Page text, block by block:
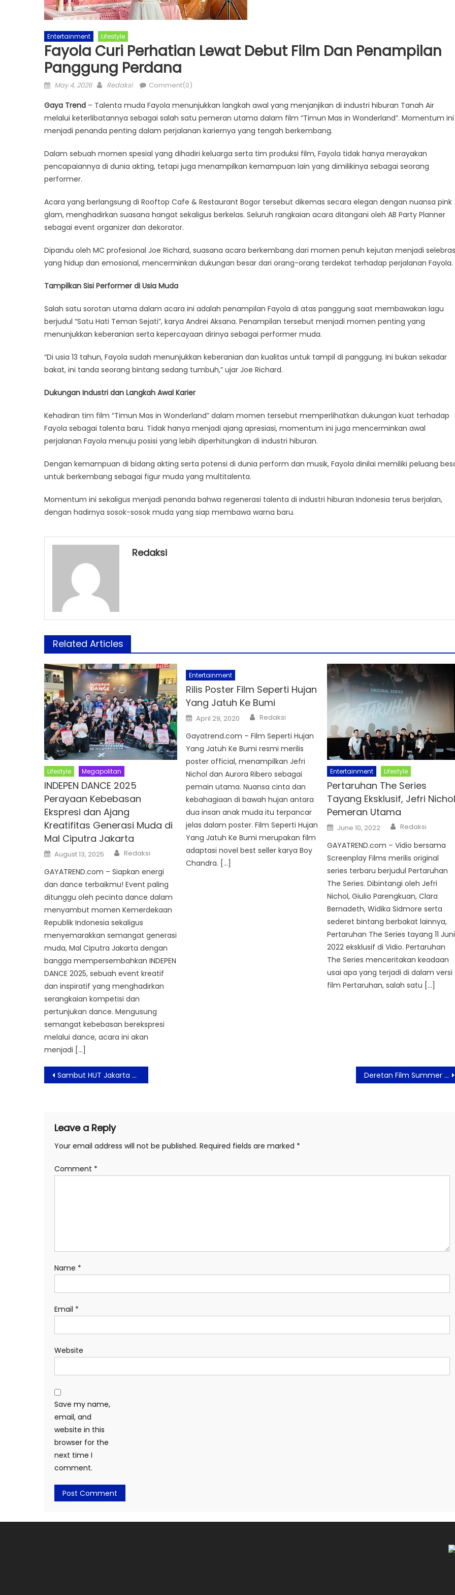
Entertainment Lifestyle
Fayola Curi Perhatian Lewat Debut Film Dan Penampilan
Panggung Perdana
Posted
May 4, 2026 Author
Redaksi Comment(0)
Gaya Trend – Talenta muda Fayola menunjukkan langkah awal yang menjanjikan di industri hiburan Tanah Air
melalui keterlibatannya sebagai salah satu pemeran utama dalam film “Timun Mas in Wonderland”. Momentum ini
menjadi penanda penting dalam perjalanan kariernya yang tengah berkembang.
Dalam sebuah momen spesial yang dihadiri keluarga serta tim produksi film, Fayola tidak hanya merayakan
pencapaiannya di dunia akting, tetapi juga menampilkan kemampuan lain yang dimilikinya sebagai seorang
performer.
Acara yang berlangsung di Rooftop Cafe & Restaurant Bogor tersebut dikemas secara elegan dengan nuansa pink
glam, menghadirkan suasana hangat sekaligus berkelas. Seluruh rangkaian acara ditangani oleh AB Party Planner
sebagai event organizer dan dekorator.
Dipandu oleh MC profesional Joe Richard, suasana acara berkembang dari momen penuh kejutan menjadi
yang hidup dan emosional, mencerminkan dukungan besar dari orang-orang terdekat terhadap perjalanan Fayola.
Tampilkan Sisi Performer di Usia Muda
Salah satu sorotan utama dalam acara ini adalah penampilan Fayola di atas panggung saat membawakan lagu
berjudul “Satu Hati Teman Sejati”, karya Andrei Aksana. Penampilan tersebut menjadi momen penting yang
menunjukkan keberanian serta kepercayaan dirinya sebagai performer muda.
“Di usia 13 tahun, Fayola sudah menunjukkan keberanian dan kualitas untuk tampil di panggung. Ini bukan sekadar
bakat, ini tanda seorang bintang sedang tumbuh,” ujar Joe Richard.
Dukungan Industri dan Langkah Awal Karier
Kehadiran tim film “Timun Mas in Wonderland” dalam momen tersebut memperlihatkan dukungan kuat terhadap
Fayola sebagai talenta baru. Tidak hanya menjadi ajang apresiasi, momentum ini juga mencerminkan awal
perjalanan Fayola menuju posisi yang lebih diperhitungkan di industri hiburan.
Dengan kemampuan di bidang akting serta potensi di dunia perform dan musik, Fayola dinilai memiliki peluang
untuk berkembang sebagai figur muda yang multitalenta.
Momentum ini sekaligus menjadi penanda bahwa regenerasi talenta di industri hiburan Indonesia terus berjalan,
dengan hadirnya sosok-sosok muda yang siap membawa warna baru.
Redaksi
Related Articles
Lifestyle Megapolitan
INDEPEN DANCE 2025
Perayaan Kebebasan
Ekspresi dan Ajang
Kreatifitas Generasi Muda di
Mal Ciputra Jakarta
Posted
on
August 13, 2025 Author
Redaksi
GAYATREND.com – Siapkan energi
dan dance terbaikmu! Event paling
ditunggu oleh pecinta dance dalam
menyambut momen Kemerdekaan
Republik Indonesia sekaligus
menyemarakkan semangat generasi
muda, Mal Ciputra Jakarta dengan
bangga mempersembahkan INDEPEN
DANCE 2025, sebuah event kreatif
dan inspiratif yang menghadirkan
serangkaian kompetisi dan
pertunjukan dance. Mengusung
semangat kebebasan berekspresi
melalui dance, acara ini akan
menjadi […]
Entertainment
Rilis Poster Film Seperti Hujan
Yang Jatuh Ke Bumi
Posted
on
April 29, 2020 Author
Redaksi
Gayatrend.com – Film Seperti Hujan
Yang Jatuh Ke Bumi resmi merilis
poster official, menampilkan Jefri
Nichol dan Aurora Ribero sebagai
pemain utama. Nuansa cinta dan
kebahagiaan di bawah hujan antara
dua insan anak muda itu terpancar
jelas dalam poster. Film Seperti Hujan
Yang Jatuh Ke Bumi merupakan film
adaptasi novel best seller karya Boy
Chandra. […]
Entertainment Lifestyle
Pertaruhan The Series
Tayang Eksklusif, Jefri
Pemeran Utama
Posted
on
June 10, 2022 Author
Redaksi
GAYATREND.com – Vidio bersama
Screenplay Films merilis original
series terbaru berjudul Pertaruhan
The Series. Dibintangi oleh Jefri
Nichol, Giulio Parengkuan, Clara
Bernadeth, Widika Sidmore serta
sederet bintang berbakat lainnya,
Pertaruhan The Series tayang 11 Juni
2022 eksklusif di Vidio. Pertaruhan
The Series menceritakan keadaan
usai apa yang terjadi di dalam versi
film Pertaruhan, salah satu […]
Post
navigation
Sambut HUT Jakarta ke-499, Ascott Hadirkan Kampanye “Plesiran di Jakarta” Deretan Film Summer 2026 Ramaikan Bioskop, blu by BCA Digital dan CGV Tawarkan Pengalaman Nonton Seamless
Leave a Reply
Your email address will not be published. Required fields are marked *
Comment *
Name *
Email *
Website
Save my name,
email, and
website in this
browser for the
next time I
comment.